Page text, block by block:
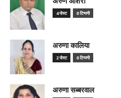
4 पोस्ट 0 टिप्पणी
अरुणा कालिया
2 पोस्ट 0 टिप्पणी
अरुणा सब्बरवाल